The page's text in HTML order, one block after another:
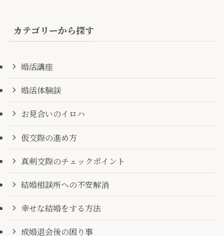
カテゴリーから探す
婚活講座
婚活体験談
お見合いのイロハ
仮交際の進め方
真剣交際のチェックポイント
結婚相談所への不安解消
幸せな結婚をする方法
成婚退会後の困り事